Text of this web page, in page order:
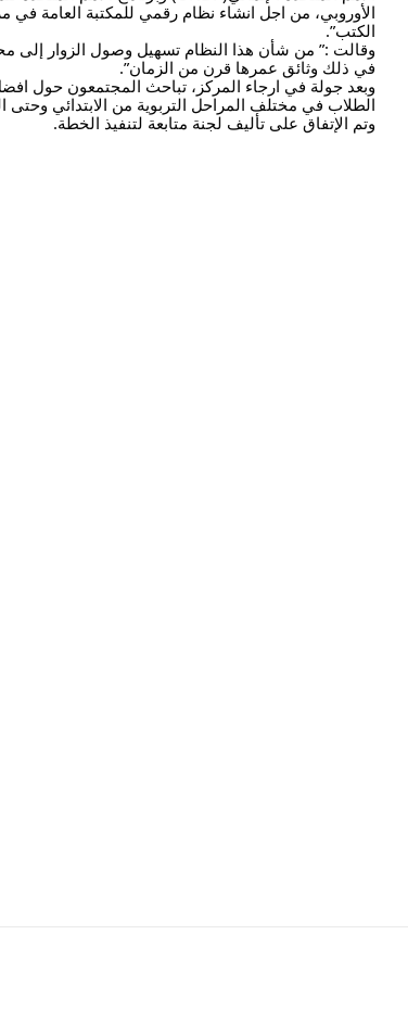
الأوروبي، من اجل انشاء نظام رقمي للمكتبة العامة
الكتب”.
في ذلك وثائق عمرها قرن من الزمان”.
وبعد جولة في ارجاء المركز، تباحث المجتمعون حول
الطلاب في مختلف المراحل التربوية من الابتدائي وحتى
وتم الإتفاق على تأليف لجنة متابعة لتنفيذ الخطة.